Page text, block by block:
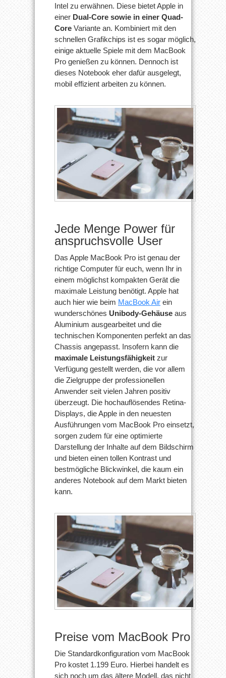
Intel zu erwähnen. Diese bietet Apple in
einer Dual-Core sowie in einer Quad-
Core Variante an. Kombiniert mit den
schnellen Grafikchips ist es sogar möglich,
einige aktuelle Spiele mit dem MacBook
Pro genießen zu können. Dennoch ist
dieses Notebook eher dafür ausgelegt,
mobil effizient arbeiten zu können.
Jede Menge Power für
anspruchsvolle User
Das Apple MacBook Pro ist genau der
richtige Computer für euch, wenn Ihr in
einem möglichst kompakten Gerät die
maximale Leistung benötigt. Apple hat
auch hier wie beim MacBook Air ein
wunderschönes Unibody-Gehäuse aus
Aluminium ausgearbeitet und die
technischen Komponenten perfekt an das
Chassis angepasst. Insofern kann die
maximale Leistungsfähigkeit zur
Verfügung gestellt werden, die vor allem
die Zielgruppe der professionellen
Anwender seit vielen Jahren positiv
überzeugt. Die hochauflösendes Retina-
Displays, die Apple in den neuesten
Ausführungen vom MacBook Pro einsetzt,
sorgen zudem für eine optimierte
Darstellung der Inhalte auf dem Bildschirm
und bieten einen tollen Kontrast und
bestmögliche Blickwinkel, die kaum ein
anderes Notebook auf dem Markt bieten
kann.
Preise vom MacBook Pro
Die Standardkonfiguration vom MacBook
Pro kostet 1.199 Euro. Hierbei handelt es
sich noch um das ältere Modell, das nicht